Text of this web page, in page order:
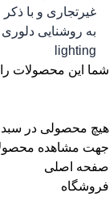
غیرتجاری و با
به روشنایی
lighting
شما این محصولات را
هیچ محصولی در
جهت مشاهده
صفحه اصلی
فروشگاه